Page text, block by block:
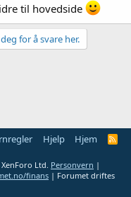
til hovedside
for å svare her.
Hjelp Hjem
R
Ltd. Personvern |
finans | Forumet driftes